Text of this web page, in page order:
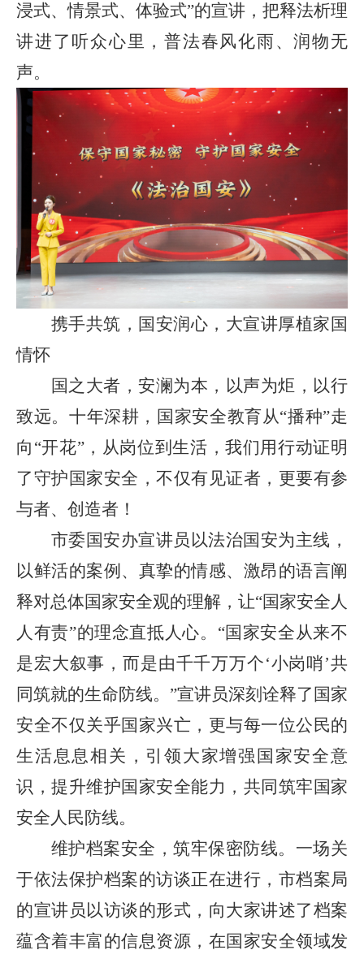
浸式、情景式、体验式”的宣讲，把释法析理
讲进了听众心里，普法春风化雨、润物无
声。
携手共筑，国安润心，大宣讲厚植家国
情怀
国之大者，安澜为本，以声为炬，以行
致远。十年深耕，国家安全教育从“播种”走
向 “开花”，从岗位到生活，我们用行动证明
了守护国家安全，不仅有见证者，更要有参
与者、创造者！
市委国安办宣讲员以法治国安为主线，
以鲜活的案例、真挚的情感、激昂的语言阐
释对总体国家安全观的理解，让“国家安全人
人有责”的理念直抵人心。 “国家安全从来不
是宏大叙事，而是由千千万万个‘小岗哨’共
同筑就的生命防线。 ”宣讲员深刻诠释了国家
安全不仅关乎国家兴亡，更与每一位公民的
生活息息相关，引领大家增强国家安全意
识，提升维护国家安全能力，共同筑牢国家
安全人民防线。
维护档案安全，筑牢保密防线。一场关
于依法保护档案的访谈正在进行，市档案局
的宣讲员以访谈的形式，向大家讲述了档案
蕴含着丰富的信息资源，在国家安全领域发